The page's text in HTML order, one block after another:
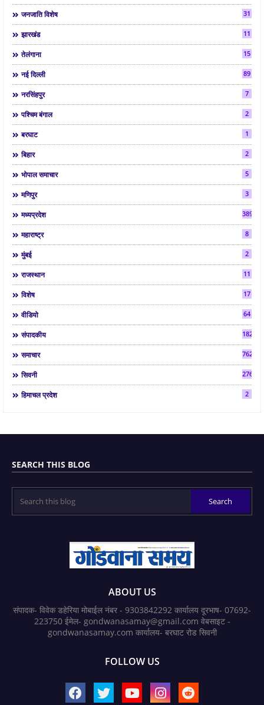
जनजाति विशेष 31
झारखंड 11
तेलंगाना 15
नई दिल्ली 89
नरसिंहपुर 7
पश्चिम बंगाल 2
बरघाट 1
बिहार 2
भोपाल समाचार 5
मणिपुर 3
मध्यप्रदेश 3892
महाराष्ट्र 8
मुंबई 2
राजस्थान 11
विशेष 17
वीडियो 64
संपादकीय 182
समाचार 7624
सिवनी 2763
हिमाचल प्रदेश 2
SEARCH THIS BLOG
ABOUT US
संपादक- विवेक डहेरिया मोबाईल नंबर - 9303842292 कार्यालय दूरभाष- 07692-
223750 ईमेल- gondwanasamay@gmail.com वेबसाइट -
gondwanasamay.com कार्यालय- बरघाट रोड सिवनी
FOLLOW US